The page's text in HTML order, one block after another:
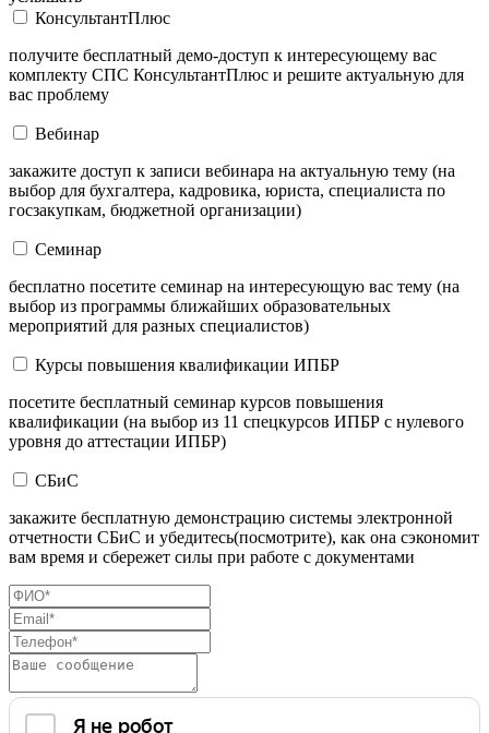
КонсультантПлюс
получите бесплатный демо-доступ к интересующему вас
комплекту СПС КонсультантПлюс и решите актуальную для
вас проблему
Вебинар
закажите доступ к записи вебинара на актуальную тему (на
выбор для бухгалтера, кадровика, юриста, специалиста по
госзакупкам, бюджетной организации)
Семинар
бесплатно посетите семинар на интересующую вас тему (на
выбор из программы ближайших образовательных
мероприятий для разных специалистов)
Курсы повышения квалификации ИПБР
посетите бесплатный семинар курсов повышения
квалификации (на выбор из 11 спецкурсов ИПБР с нулевого
уровня до аттестации ИПБР)
СБиС
закажите бесплатную демонстрацию системы электронной
отчетности СБиС и убедитесь(посмотрите), как она сэкономит
вам время и сбережет силы при работе с документами